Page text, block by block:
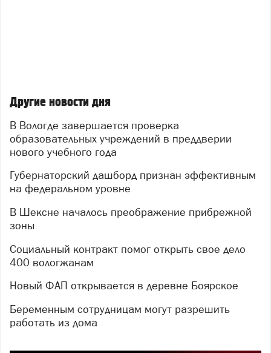
Другие новости дня
В Вологде завершается проверка
образовательных учреждений в преддверии
нового учебного года
Губернаторский дашборд признан эффективным
на федеральном уровне
В Шексне началось преображение прибрежной
зоны
Социальный контракт помог открыть свое дело
400 вологжанам
Новый ФАП открывается в деревне Боярское
Беременным сотрудницам могут разрешить
работать из дома